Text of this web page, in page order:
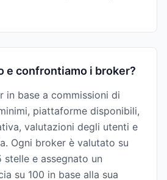
e confrontiamo i broker?
in base a commissioni di
piattaforme disponibili,
valutazioni degli utenti e
Ogni broker è valutato su
stelle e assegnato un
su 100 in base alla sua